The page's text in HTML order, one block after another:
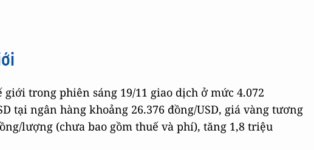
trong phiên sáng 19/11 giao dịch ở mức 4.072
tại ngân hàng khoảng 26.376 đồng/USD, giá vàng tương
lượng (chưa bao gồm thuế và phí), tăng 1,8 triệu